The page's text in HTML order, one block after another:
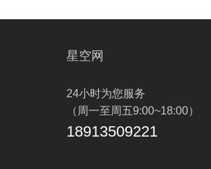
星空网
24小时为您服务
（周一至周五9:00~18:00）
18913509221